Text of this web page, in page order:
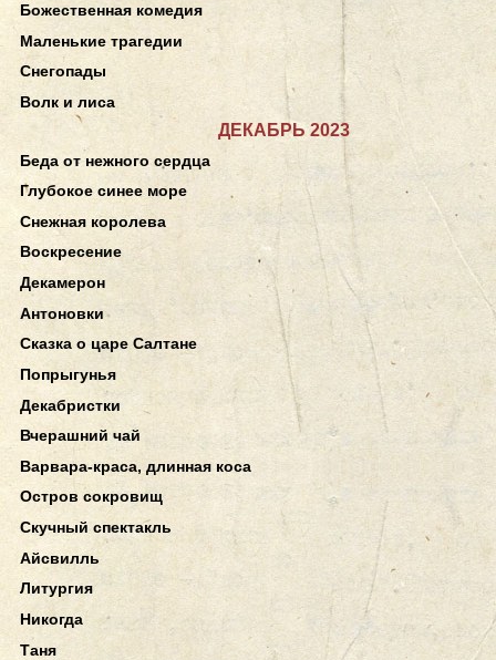
Божественная комедия
Маленькие трагедии
Снегопады
Волк и лиса
ДЕКАБРЬ 2023
Беда от нежного сердца
Глубокое синее море
Снежная королева
Воскресение
Декамерон
Антоновки
Сказка о царе Салтане
Попрыгунья
Декабристки
Вчерашний чай
Варвара-краса, длинная коса
Остров сокровищ
Скучный спектакль
Айсвилль
Литургия
Никогда
Таня